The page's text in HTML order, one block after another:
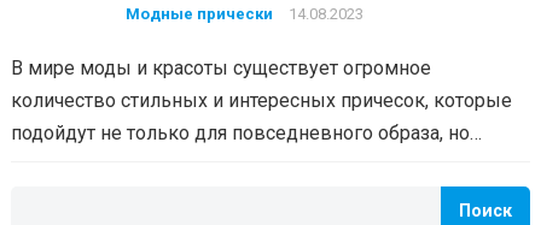
индивидуальностей
Модные прически 14.08.2023
В мире моды и красоты существует огромное
количество стильных и интересных причесок, которые
подойдут не только для повседневного образа, но…
Поиск